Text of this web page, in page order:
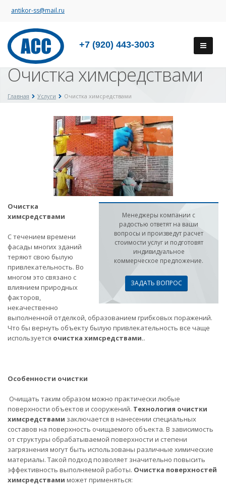
antikor-ss@mail.ru
+7 (920) 443-3003
Очистка химсредствами
Главная Услуги Очистка химсредствами
Менеджеры компании с
радостью ответят на ваши
вопросы и произведут расчет
стоимости услуг и подготовят
индивидуальное
коммерческое предложение.
ЗАДАТЬ ВОПРОС
Очистка
химсредствами
С течением времени
фасады многих зданий
теряют свою былую
привлекательность. Во
многом это связано с
влиянием природных
факторов,
некачественно
выполненной отделкой, образованием грибковых поражений.
Что бы вернуть объекту былую привлекательность все чаще
используется очистка химсредствами..
Особенности очистки
Очищать таким образом можно практически любые
поверхности объектов и сооружений. Технология очистки
химсредствами заключается в нанесении специальных
составов на поверхность очищаемого объекта. В зависимость
от структуры обрабатываемой поверхности и степени
загрязнения могут быть использованы различные химические
материалы. Такой подход позволяет значительно повысить
эффективность выполняемой работы. Очистка поверхностей
химсредствами может применяться: